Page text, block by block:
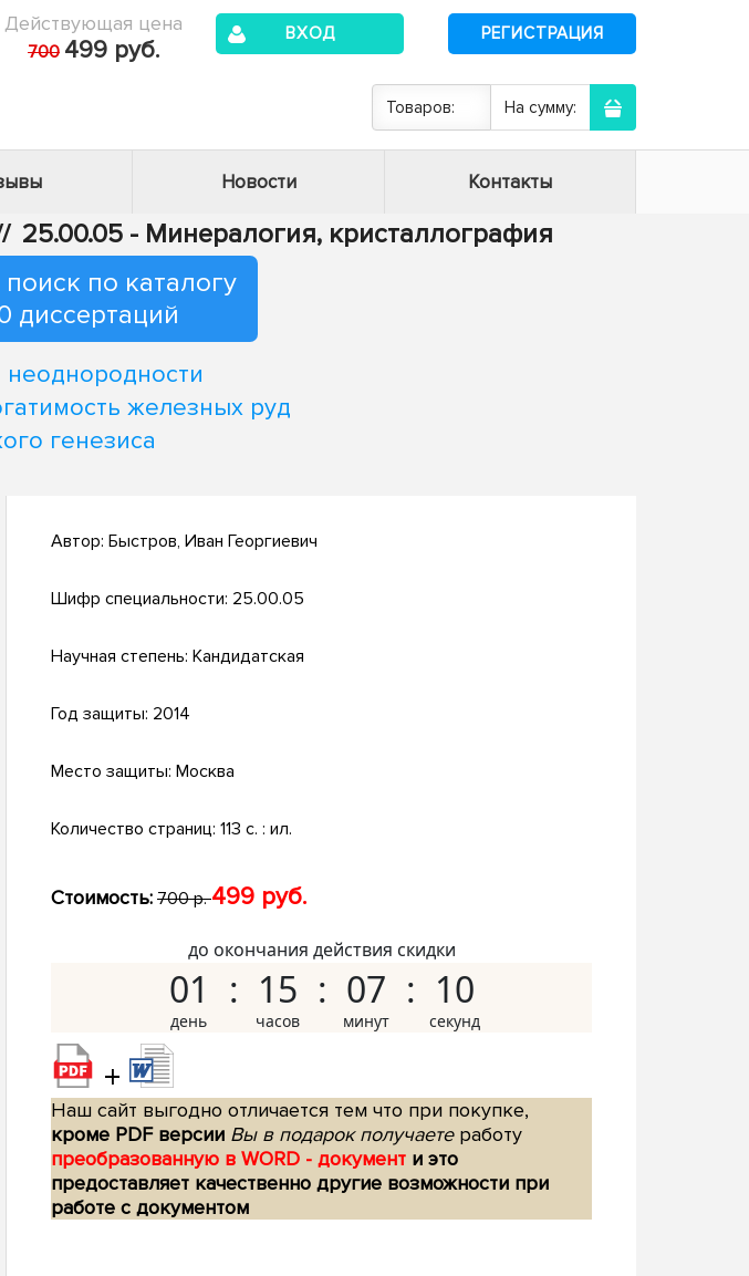
Действующая цена
700 499 руб.
ВХОД РЕГИСТРАЦИЯ
Товаров: На сумму:
Новости Контакты
25.00.05 - Минералогия, кристаллография
по каталогу
диссертаций
железных руд
генезиса
Автор: Быстров, Иван Георгиевич
Шифр специальности: 25.00.05
Научная степень: Кандидатская
Год защиты: 2014
Место защиты: Москва
Количество страниц: 113 с. : ил.
Стоимость: 700 р.499 руб.
до окончания действия скидки
01 15 07 09
+
Наш сайт выгодно отличается тем что при покупке,
кроме PDF версии Вы в подарок получаетеработу
преобразованную в WORD - документ и это
предоставляет качественно другие возможности при
работе с документом